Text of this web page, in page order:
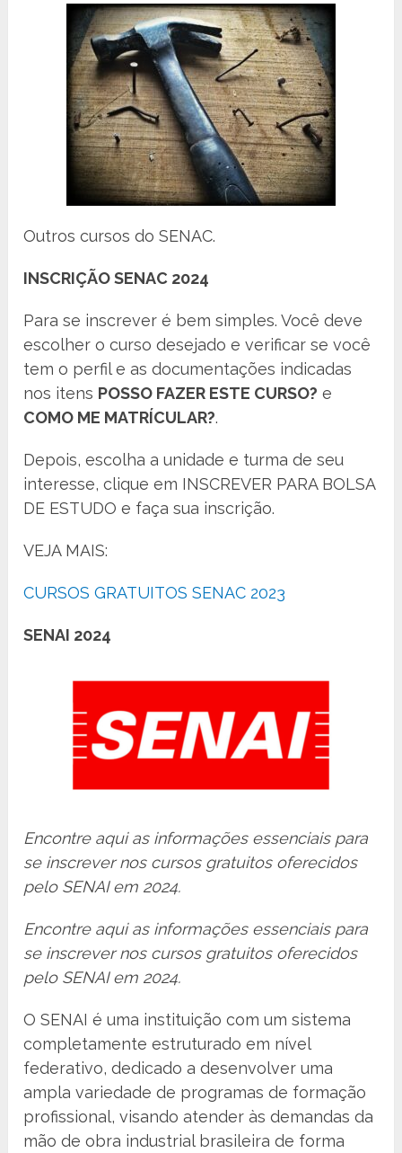
Outros cursos do SENAC.
INSCRIÇÃO SENAC 2024
Para se inscrever é bem simples. Você deve
escolher o curso desejado e verificar se você
tem o perfil e as documentações indicadas
nos itens POSSO FAZER ESTE CURSO? e
COMO ME MATRÍCULAR?.
Depois, escolha a unidade e turma de seu
interesse, clique em INSCREVER PARA BOLSA
DE ESTUDO e faça sua inscrição.
VEJA MAIS:
CURSOS GRATUITOS SENAC 2023
SENAI 2024
Encontre aqui as informações essenciais para
se inscrever nos cursos gratuitos oferecidos
pelo SENAI em 2024.
Encontre aqui as informações essenciais para
se inscrever nos cursos gratuitos oferecidos
pelo SENAI em 2024.
O SENAI é uma instituição com um sistema
completamente estruturado em nível
federativo, dedicado a desenvolver uma
ampla variedade de programas de formação
profissional, visando atender às demandas da
mão de obra industrial brasileira de forma